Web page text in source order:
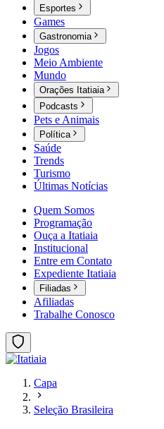
Esportes
Games
Gastronomia
Jogos
Meio Ambiente
Mundo
Orações Itatiaia
Podcasts
Pets e Animais
Política
Saúde
Trends
Turismo
Últimas Notícias
Quem Somos
Programação
Ouça a Itatiaia
Institucional
Entre em Contato
Expediente Itatiaia
Filiadas
Afiliadas
Trabalhe Conosco
Capa
Seleção Brasileira